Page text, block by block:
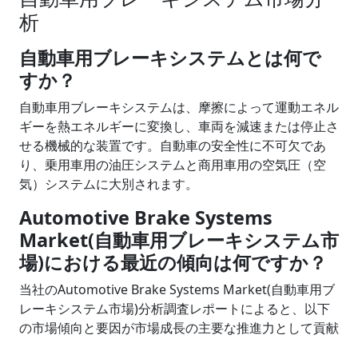
析
自動車用ブレーキシステムとは何で
すか？
自動車用ブレーキシステムは、摩擦によって運動エネル
ギーを熱エネルギーに変換し、車両を減速または停止さ
せる機械的な装置です。自動車の安全性に不可欠であ
り、乗用車用の油圧システムと商用車用の空気圧（空
気）システムに大別されます。
Automotive Brake Systems
Market(自動車用ブレーキシステム市
場)における最近の傾向は何ですか？
当社のAutomotive Brake Systems Market(自動車用ブ
レーキシステム市場)分析調査レポートによると、以下
の市場傾向と要因が市場成長の主要な推進力として貢献